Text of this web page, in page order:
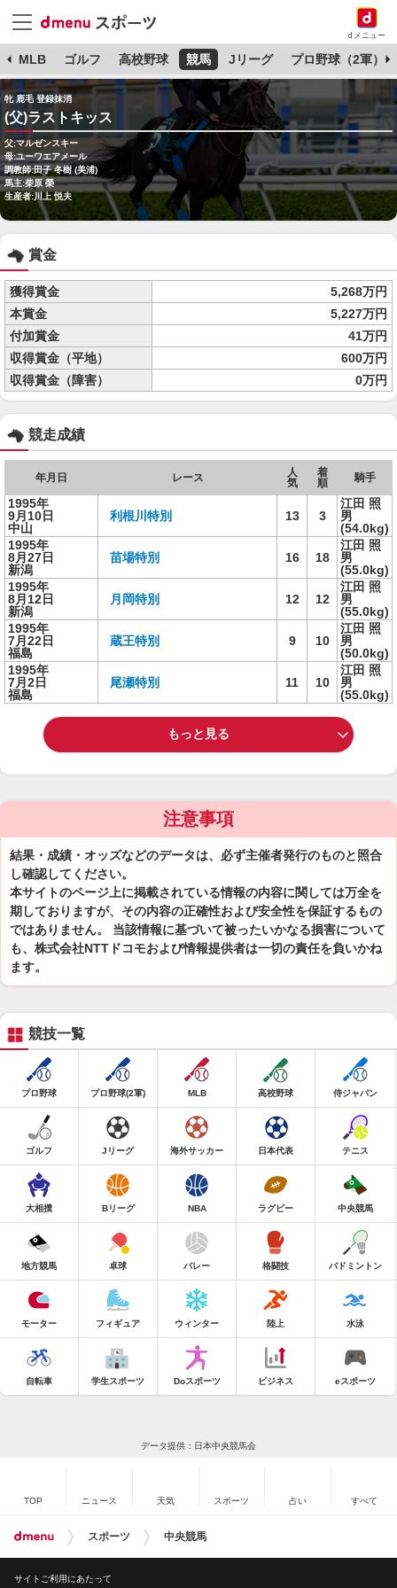
dメニュー
MLB ゴルフ 高校野球 競馬 Jリーグ プロ野球（2軍）
牝 鹿毛 登録抹消
(父)ラストキッス
父:マルゼンスキー
母:ユーワエアメール
調教師:田子 冬樹 (美浦)
馬主:柴原 榮
生産者:川上 悦夫
賞金
獲得賞金
5,268万円
本賞金
5,227万円
付加賞金
41万円
収得賞金（平地）
600万円
収得賞金（障害）
0万円
競走成績
年月日 レース
人
気
着
順
騎手
1995年
9月10日
中山
利根川特別 13 3
江田 照
男
(54.0kg)
1995年
8月27日
新潟
苗場特別 16 18
江田 照
男
(55.0kg)
1995年
8月12日
新潟
月岡特別 12 12
江田 照
男
(55.0kg)
1995年
7月22日
福島
蔵王特別 9 10
江田 照
男
(50.0kg)
1995年
7月2日
福島
尾瀬特別 11 10
江田 照
男
(55.0kg)
もっと見る
注意事項
結果・成績・オッズなどのデータは、必ず主催者発行のものと照合
し確認してください。
本サイトのページ上に掲載されている情報の内容に関しては万全を
期しておりますが、その内容の正確性および安全性を保証するもの
ではありません。 当該情報に基づいて被ったいかなる損害について
も、株式会社NTTドコモおよび情報提供者は一切の責任を負いかね
ます。
競技一覧
プロ野球 プロ野球(2軍) MLB 高校野球 侍ジャパン
ゴルフ Jリーグ 海外サッカー 日本代表 テニス
大相撲 Bリーグ NBA ラグビー 中央競馬
地方競馬 卓球 バレー 格闘技 バドミントン
モーター フィギュア ウィンター 陸上 水泳
自転車 学生スポーツ Doスポーツ ビジネス eスポーツ
データ提供：日本中央競馬会
TOP ニュース 天気 スポーツ 占い すべて
スポーツ 中央競馬
サイトご利用にあたって